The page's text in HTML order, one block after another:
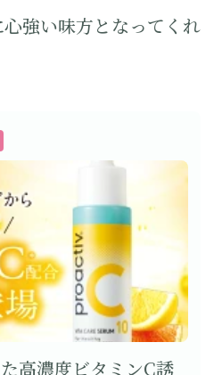
強い味方となってくれ
高濃度ビタミンC誘